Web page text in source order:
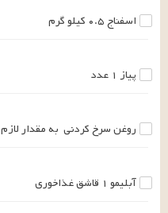
اسفناج ۰.۵ کیلو گرم
پیاز ۱ عدد
روغن سرخ کردنی به مقدار لازم
آبلیمو ۱ قاشق غذاخوری